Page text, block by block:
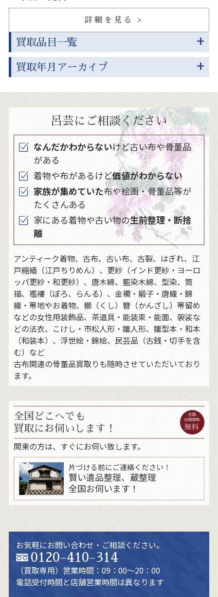
詳細を見る
買取品目一覧
買取年月アーカイブ
呂芸にご相談ください
なんだかわからないけど古い布や骨董品
がある
着物や布があるけど価値がわからない
家族が集めていた布や絵画・骨董品等が
たくさんある
家にある着物や古い物の生前整理・断捨
離
アンティーク着物、古布、古い布、古裂、はぎれ、江
戸縮緬（江戸ちりめん）、更紗（インド更紗・ヨーロ
ッパ更紗・和更紗）、唐木綿、藍染木綿、型染、筒
描、襤褸（ぼろ、らんる）、金襴・緞子・唐織・錦
織・帯地やお着物、櫛（くし）簪（かんざし）帯留め
などの女性用装飾品、茶道具・能装束・能面、袈裟な
どの法衣、こけし・市松人形・雛人形、雛型本・和本
（和装本）、浮世絵・錦絵、民芸品（古銭・切手を含
む）など
古布関連の骨董品買取りも随時させていただいており
ます。
全国どこへでも
買取にお伺いします！
関東の方は、すぐにお伺い致します。
片づける前にご連絡ください！
賢い遺品整理、蔵整理
全国お伺います！
お気軽にお問い合わせ・ご相談ください。
0120-410-314
（買取専用） 営業時間：09：00～20：00
電話受付時間と店舗営業時間は異なります